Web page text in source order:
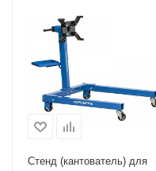
Стенд (кантователь) для